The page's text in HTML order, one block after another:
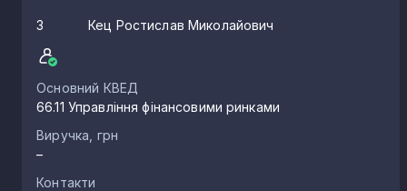
3 Кец Ростислав Миколайович
Основний КВЕД
66.11 Управління фінансовими ринками
Виручка, грн
–
Контакти